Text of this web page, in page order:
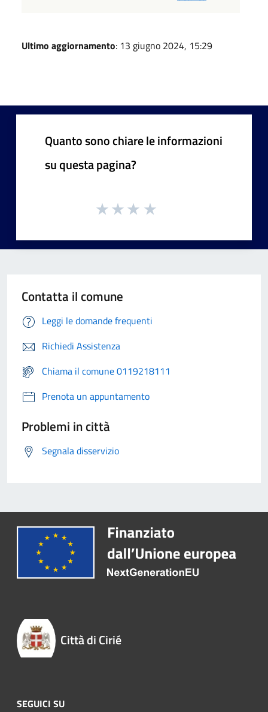
Ultimo aggiornamento: 13 giugno 2024, 15:29
Quanto sono chiare le informazioni
su questa pagina?
Contatta il comune
Leggi le domande frequenti
Richiedi Assistenza
Chiama il comune 0119218111
Prenota un appuntamento
Problemi in città
Segnala disservizio
Città di Cirié
SEGUICI SU